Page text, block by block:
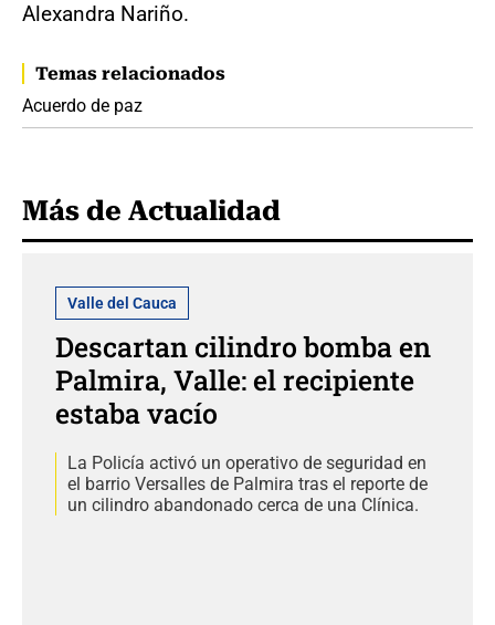
Alexandra Nariño.
Temas relacionados
Acuerdo de paz
Más de Actualidad
Valle del Cauca
Descartan cilindro bomba en
Palmira, Valle: el recipiente
estaba vacío
La Policía activó un operativo de seguridad en
el barrio Versalles de Palmira tras el reporte de
un cilindro abandonado cerca de una Clínica.